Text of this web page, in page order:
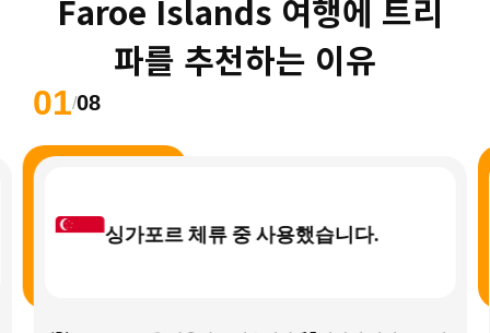
파를 추천하는 이유
01/08
싱가포르 체류 중 사용했습니다.